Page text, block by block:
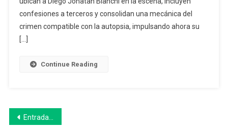
Está
A
confesiones a terceros y consolidan una mecánica del
crimen compatible con la autopsia, impulsando ahora su
[…]
Continue Reading
Navegación
Entradas anteriores